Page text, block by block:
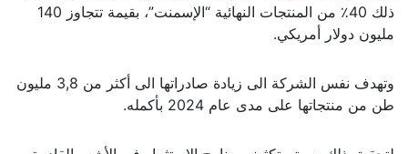
ذلك 40٪ من المنتجات النهائية “الإسمنت”، بقيمة تتجاوز 140
مليون دولار أمريكي.
وتهدف نفس الشركة الى زيادة صادراتها الى أكثر من 3,8 مليون
طن من منتجاتها على مدى عام 2024 بأكمله.